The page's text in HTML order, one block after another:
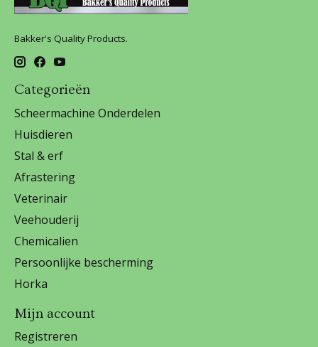
Bakker's Quality Products.
Categorieën
Scheermachine Onderdelen
Huisdieren
Stal & erf
Afrastering
Veterinair
Veehouderij
Chemicalien
Persoonlijke bescherming
Horka
Mijn account
Registreren